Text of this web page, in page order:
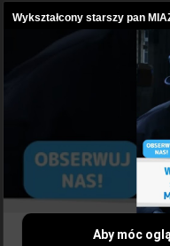
Wykształcony starszy pan
Aby móc